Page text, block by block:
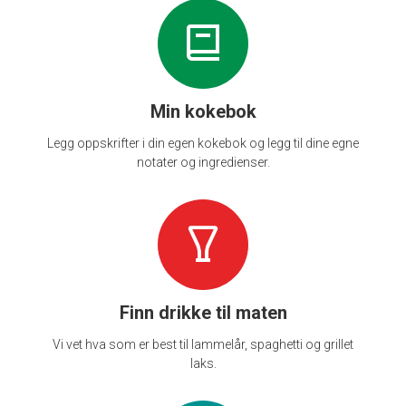
Min kokebok
Legg oppskrifter i din egen kokebok og legg til dine egne
notater og ingredienser.
Finn drikke til maten
Vi vet hva som er best til lammelår, spaghetti og grillet
laks.